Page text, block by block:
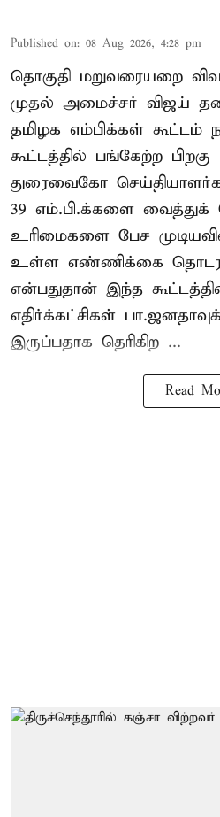
Published on: 08 Aug 2026, 4:28 pm
தொகுதி மறுவரையறை
முதல் அமைச்சர் விஜய்
தமிழக எம்பிக்கள் கூட்டம்
கூட்டத்தில் பங்கேற்ற பிறகு
துரைவைகோ
39 எம்.பி.க்களை
உரிமைகளை பேச
உள்ள எண்ணிக்கை
என்பதுதான் இந்த கூட்டத்தின்
எதிர்க்கட்சிகள்
இருப்பதாக தெரிகிற ...
Read